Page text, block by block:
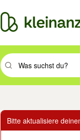
Suchbegriff eingeben.
Bitte aktualisiere